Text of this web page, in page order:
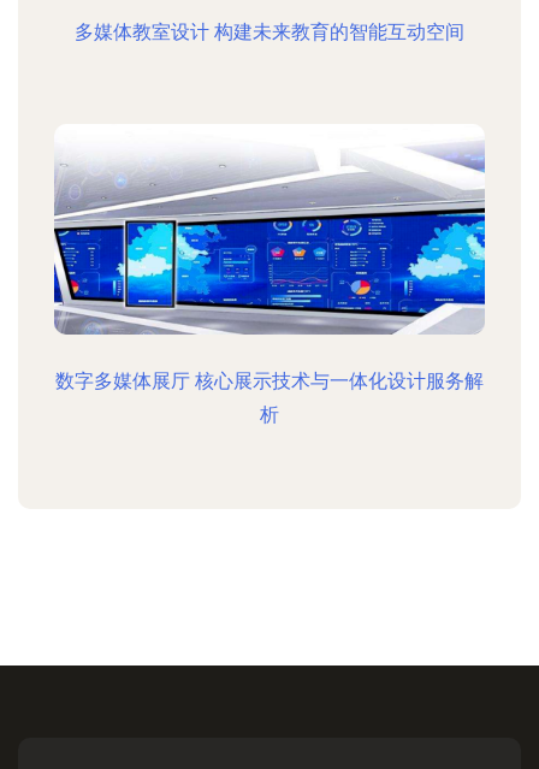
多媒体教室设计 构建未来教育的智能互动空间
数字多媒体展厅 核心展示技术与一体化设计服务解
析